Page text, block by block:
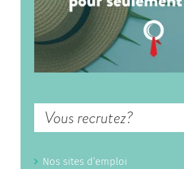
Vous recrutez?
Nos sites d’emploi